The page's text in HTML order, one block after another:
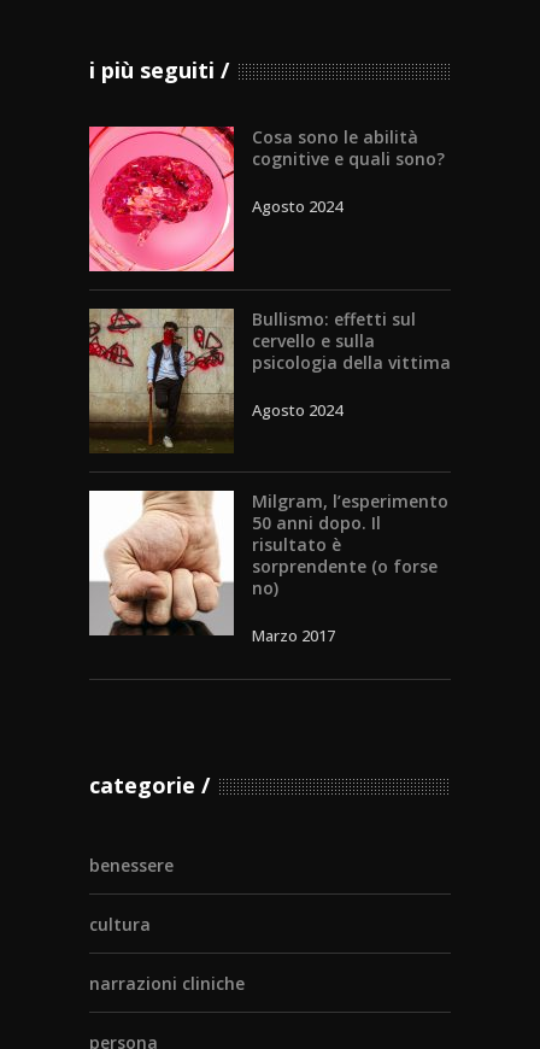
i più seguiti
Cosa sono le abilità
cognitive e quali sono?
Agosto 2024
Bullismo: effetti sul
cervello e sulla
psicologia della vittima
Agosto 2024
Milgram, l’esperimento
50 anni dopo. Il
risultato è
sorprendente (o forse
no)
Marzo 2017
categorie
benessere
cultura
narrazioni cliniche
persona